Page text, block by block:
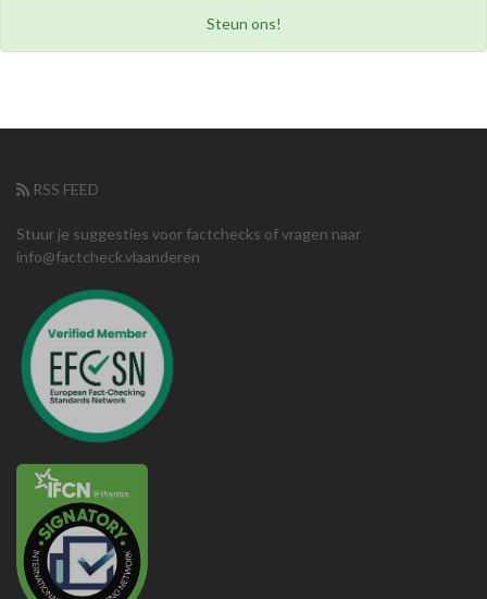
Steun ons!
RSS FEED
Stuur je suggesties voor factchecks of vragen naar
info@factcheck.vlaanderen